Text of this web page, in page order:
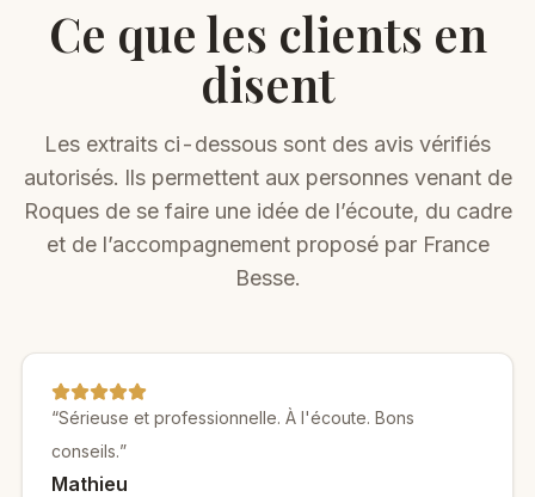
Ce que les clients en
disent
Les extraits ci-dessous sont des avis vérifiés
autorisés. Ils permettent aux personnes venant de
Roquesde se faire une idée de l’écoute, du cadre
et de l’accompagnement proposé par France
Besse.
“Sérieuse et professionnelle. À l'écoute. Bons
conseils.”
Mathieu